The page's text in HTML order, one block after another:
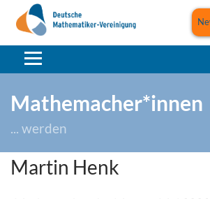
Mathemacher*innen
... werden
Martin Henk